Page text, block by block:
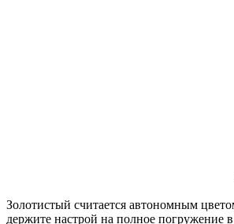
Золотистый считается автономным
держите настрой на полное погружение